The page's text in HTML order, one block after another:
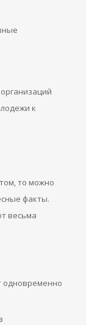
к
то можно
факты.
весьма
одновременно